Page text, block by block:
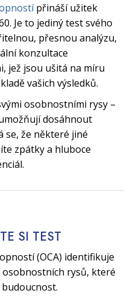
přináší užitek
Je to jediný test svého
přesnou analýzu,
konzultace
jež jsou ušitá na míru
vašich výsledků.
osobnostními rysy –
dosáhnout
se, že některé jiné
zpátky a hluboce
SI TEST
(OCA) identifikuje
osobnostních rysů, které